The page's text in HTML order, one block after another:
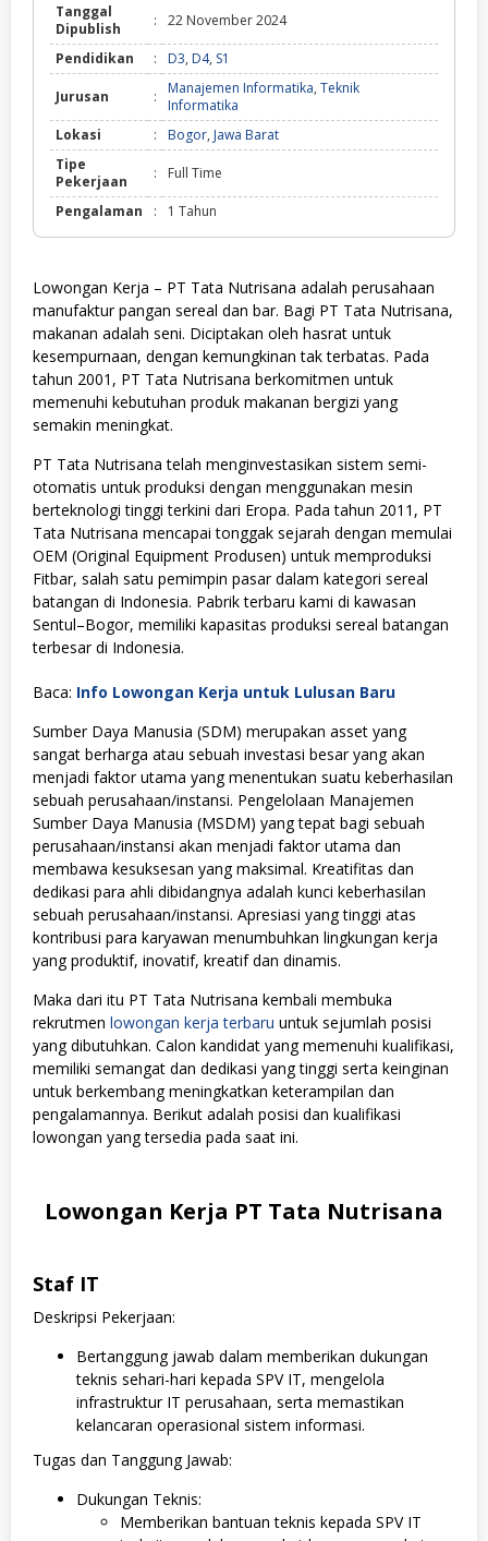
Tanggal
Dipublish
: 22 November 2024
Pendidikan : D3, D4, S1
Jurusan : Manajemen Informatika, Teknik
Informatika
Lokasi
: Bogor, Jawa Barat
Tipe
Pekerjaan
: Full Time
Pengalaman : 1 Tahun
Lowongan Kerja – PT Tata Nutrisana adalah perusahaan
manufaktur pangan sereal dan bar. Bagi PT Tata Nutrisana,
makanan adalah seni. Diciptakan oleh hasrat untuk
kesempurnaan, dengan kemungkinan tak terbatas. Pada
tahun 2001, PT Tata Nutrisana berkomitmen untuk
memenuhi kebutuhan produk makanan bergizi yang
semakin meningkat.
PT Tata Nutrisana telah menginvestasikan sistem semi-
otomatis untuk produksi dengan menggunakan mesin
berteknologi tinggi terkini dari Eropa. Pada tahun 2011, PT
Tata Nutrisana mencapai tonggak sejarah dengan memulai
OEM (Original Equipment Produsen) untuk memproduksi
Fitbar, salah satu pemimpin pasar dalam kategori sereal
batangan di Indonesia. Pabrik terbaru kami di kawasan
Sentul–Bogor, memiliki kapasitas produksi sereal batangan
terbesar di Indonesia.
Baca: Info Lowongan Kerja untuk Lulusan Baru
Sumber Daya Manusia (SDM) merupakan asset yang
sangat berharga atau sebuah investasi besar yang akan
menjadi faktor utama yang menentukan suatu keberhasilan
sebuah perusahaan/instansi. Pengelolaan Manajemen
Sumber Daya Manusia (MSDM) yang tepat bagi sebuah
perusahaan/instansi akan menjadi faktor utama dan
membawa kesuksesan yang maksimal. Kreatifitas dan
dedikasi para ahli dibidangnya adalah kunci keberhasilan
sebuah perusahaan/instansi. Apresiasi yang tinggi atas
kontribusi para karyawan menumbuhkan lingkungan kerja
yang produktif, inovatif, kreatif dan dinamis.
Maka dari itu PT Tata Nutrisana kembali membuka
rekrutmen lowongan kerja terbaru untuk sejumlah posisi
yang dibutuhkan. Calon kandidat yang memenuhi kualifikasi,
memiliki semangat dan dedikasi yang tinggi serta keinginan
untuk berkembang meningkatkan keterampilan dan
pengalamannya. Berikut adalah posisi dan kualifikasi
lowongan yang tersedia pada saat ini.
Lowongan Kerja PT Tata Nutrisana
Staf IT
Deskripsi Pekerjaan:
Bertanggung jawab dalam memberikan dukungan
teknis sehari-hari kepada SPV IT, mengelola
infrastruktur IT perusahaan, serta memastikan
kelancaran operasional sistem informasi.
Tugas dan Tanggung Jawab:
Dukungan Teknis:
Memberikan bantuan teknis kepada SPV IT